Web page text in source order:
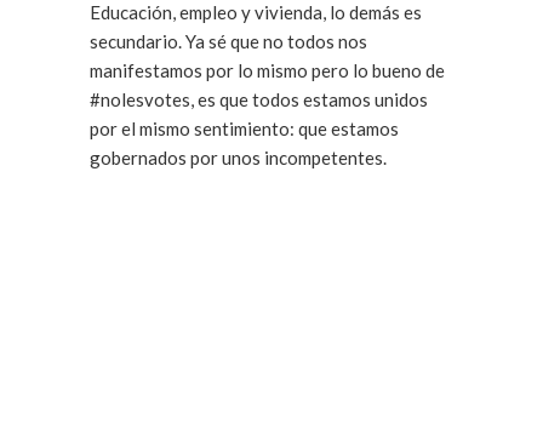
Educación, empleo y vivienda, lo demás es
secundario. Ya sé que no todos nos
manifestamos por lo mismo pero lo bueno de
#nolesvotes, es que todos estamos unidos
por el mismo sentimiento: que estamos
gobernados por unos incompetentes.